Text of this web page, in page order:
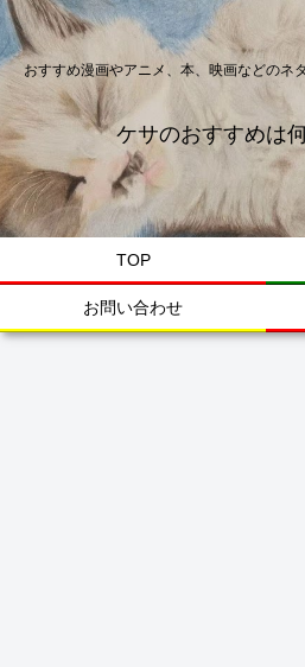
おすすめ漫画やアニメ、本、映画などのネ
ケサのおすすめは
TOP
お問い合わせ